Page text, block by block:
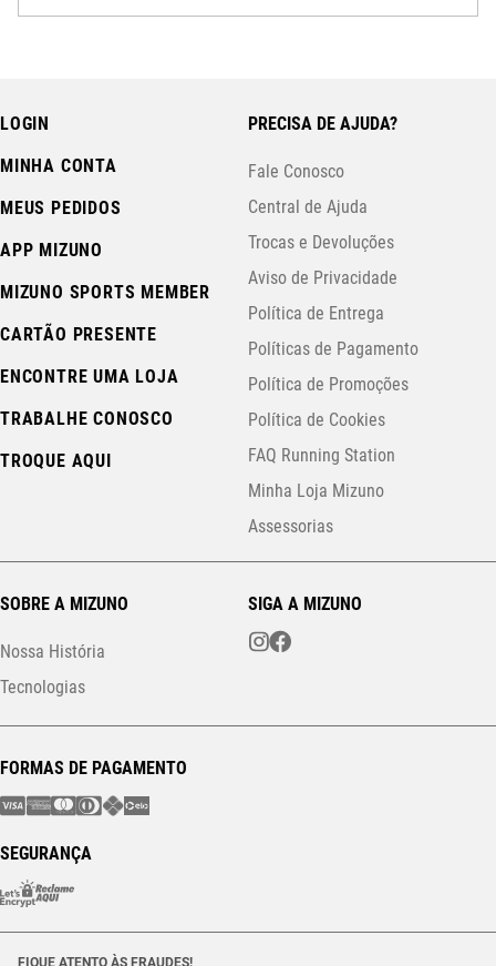
LOGIN
MINHA CONTA
MEUS PEDIDOS
APP MIZUNO
MIZUNO SPORTS MEMBER
CARTÃO PRESENTE
ENCONTRE UMA LOJA
TRABALHE CONOSCO
TROQUE AQUI
PRECISA DE AJUDA?
Fale Conosco
Central de Ajuda
Trocas e Devoluções
Aviso de Privacidade
Política de Entrega
Políticas de Pagamento
Política de Promoções
Política de Cookies
FAQ Running Station
Minha Loja Mizuno
Assessorias
SOBRE A MIZUNO
Nossa História
Tecnologias
SIGA A MIZUNO
FORMAS DE PAGAMENTO
SEGURANÇA
FIQUE ATENTO ÀS FRAUDES!